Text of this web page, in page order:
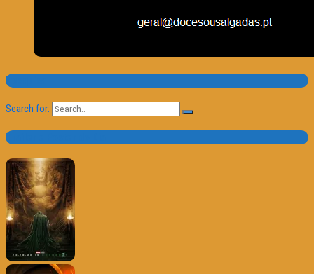
Pesquisa
Search for:
Trailer e Poster do Dia